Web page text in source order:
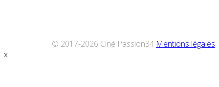
© 2017-2026 Ciné Passion34 Mentions légales
x